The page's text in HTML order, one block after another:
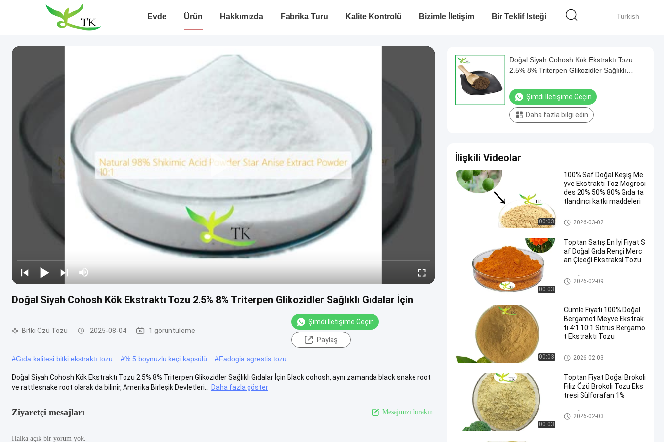
Turkish
Evde Ürün Hakkımızda Fabrika Turu Kalite Kontrolü Bizimle İletişim Bir Teklif Isteği
Doğal Siyah Cohosh Kök Ekstraktı Tozu 2.5% 8% Triterpen Glikozidler Sağlıklı Gıdalar İçin
Bitki Özü Tozu 2025-08-04 1 görüntüleme
Şimdi İletişime Geçin
Paylaş
#Gıda kalitesi bitki ekstraktı tozu #% 5 boynuzlu keçi kapsülü #Fadogia agrestis tozu
Doğal Siyah Cohosh Kök Ekstraktı Tozu 2.5% 8% Triterpen Glikozidler Sağlıklı Gıdalar İçin Black cohosh, aynı zamanda black snake root
ve rattlesnake root olarak da bilinir, Amerika Birleşik Devletleri...
Daha fazla göster
Ziyaretçi mesajları Mesajınızı bırakın.
Halka açık bir yorum yok.
Doğal Siyah Cohosh Kök Ekstraktı Tozu
2.5% 8% Triterpen Glikozidler Sağlıklı
Şimdi İletişime Geçin
Daha fazla bilgi edin
İlişkili Videolar
00:03
100% Saf Doğal Keşiş Me
yve Ekstraktı Toz Mogrosi
des 20% 50% 80% Gıda ta
tlandırıcı katkı maddeleri
Bitki Özü Tozu
2026-03-02
00:03
Toptan Satış En İyi Fiyat S
af Doğal Gıda Rengi Merc
an Çiçeği Ekstraksi Tozu
Bitki Özü Tozu
2026-02-09
00:03
Cümle Fiyatı 100% Doğal
Bergamot Meyve Ekstrak
tı 4:1 10:1 Sitrus Bergamo
t Ekstraktı Tozu
Bitki Özü Tozu
2026-02-03
00:03
Toptan Fiyat Doğal Brokoli
Filiz Özü Brokoli Tozu Eks
tresi Sülforafan 1%
Bitki Özü Tozu
2026-02-03